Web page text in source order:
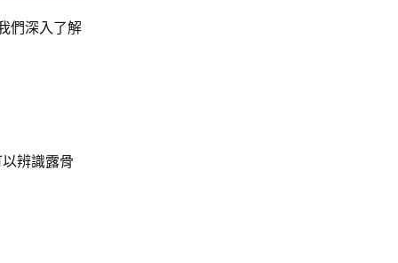
們深入了解
辨識露骨